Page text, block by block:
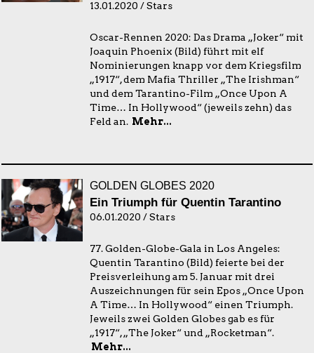
13.01.2020 / Stars
Oscar-Rennen 2020: Das Drama „Joker“ mit
Joaquin Phoenix (Bild) führt mit elf
Nominierungen knapp vor dem Kriegsfilm
„1917“, dem Mafia Thriller „The Irishman“
und dem Tarantino-Film „Once Upon A
Time… In Hollywood“ (jeweils zehn) das
Feld an. Mehr...
GOLDEN GLOBES 2020
Ein Triumph für Quentin Tarantino
06.01.2020 / Stars
77. Golden-Globe-Gala in Los Angeles:
Quentin Tarantino (Bild) feierte bei der
Preisverleihung am 5. Januar mit drei
Auszeichnungen für sein Epos „Once Upon
A Time… In Hollywood“ einen Triumph.
Jeweils zwei Golden Globes gab es für
„1917“, „The Joker“ und „Rocketman“.
Mehr...